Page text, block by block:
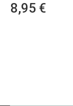
8,95 €